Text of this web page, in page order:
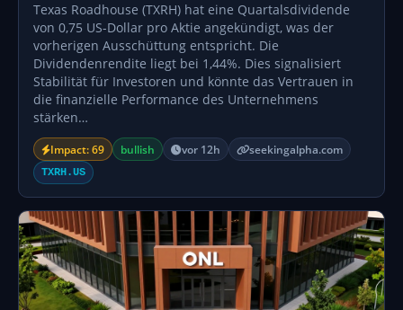
Texas Roadhouse (TXRH) hat eine Quartalsdividende
von 0,75 US-Dollar pro Aktie angekündigt, was der
vorherigen Ausschüttung entspricht. Die
Dividendenrendite liegt bei 1,44%. Dies signalisiert
Stabilität für Investoren und könnte das Vertrauen in
die finanzielle Performance des Unternehmens
stärken…
Impact: 69 bullish vor 12h seekingalpha.com
TXRH.US